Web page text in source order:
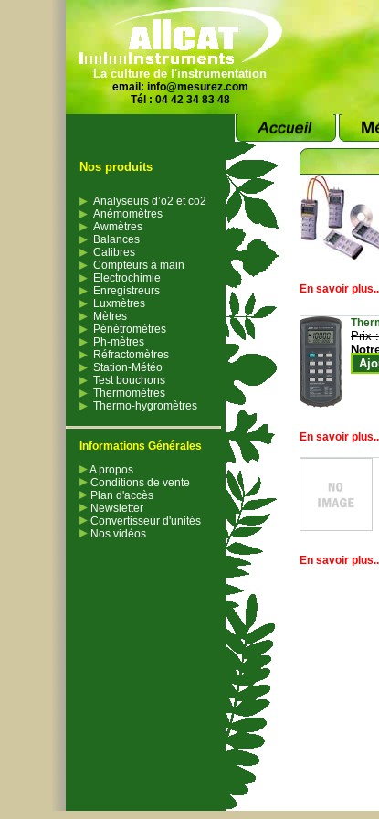
La culture de l'instrumentation
email: info@mesurez.com
Tél : 04 42 34 83 48
Nos produits
Analyseurs d’o2 et co2
Anémomètres
Awmètres
Balances
Calibres
Compteurs à main
Electrochimie
Enregistreurs
Luxmètres
Mètres
Pénétromètres
Ph-mètres
Réfractomètres
Station-Météo
Test bouchons
Thermomètres
Thermo-hygromètres
Informations Générales
A propos
Conditions de vente
Plan d'accès
Newsletter
Convertisseur d'unités
Nos vidéos
En savoir
Prix
En savoir
En savoir